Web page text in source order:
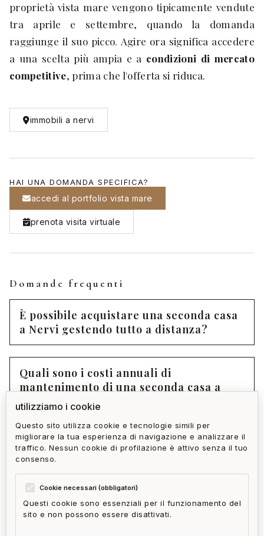
proprietà vista mare vengono tipicamente vendute
tra aprile e settembre, quando la domanda
raggiunge il suo picco. Agire ora significa accedere
a una scelta più ampia e a condizioni di mercato
competitive, prima che l'offerta si riduca.
immobili a nervi
HAI UNA DOMANDA SPECIFICA?
accedi al portfolio vista mare
prenota visita virtuale
Domande frequenti
È possibile acquistare una seconda casa
a Nervi gestendo tutto a distanza?
Quali sono i costi annuali di
mantenimento di una seconda casa a
Nervi?
La seconda casa a Nervi può generare
reddito da affitto vacanziero?
utilizziamo i cookie
Questo sito utilizza cookie e tecnologie simili per
migliorare la tua esperienza di navigazione e analizzare il
traffico. Nessun cookie di profilazione è attivo senza il tuo
consenso.
Cookie necessari (obbligatori)
Questi cookie sono essenziali per il funzionamento del
sito e non possono essere disattivati.